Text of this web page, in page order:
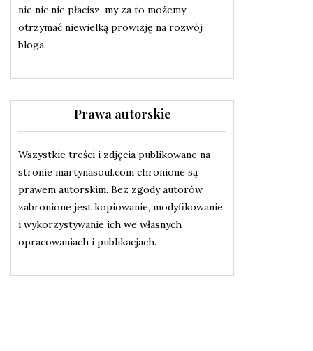
nie nic nie płacisz, my za to możemy
otrzymać niewielką prowizję na rozwój
bloga.
Prawa autorskie
Wszystkie treści i zdjęcia publikowane na
stronie martynasoul.com chronione są
prawem autorskim. Bez zgody autorów
zabronione jest kopiowanie, modyfikowanie
i wykorzystywanie ich we własnych
opracowaniach i publikacjach.